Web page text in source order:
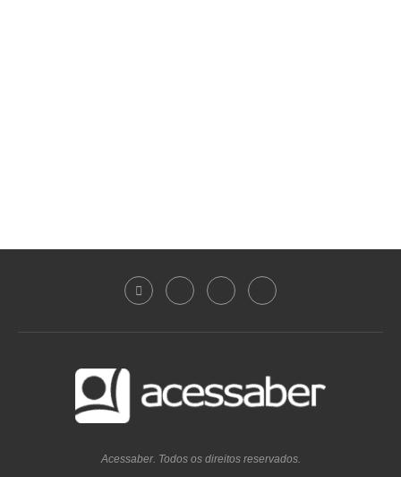
Acessaber. Todos os direitos reservados.